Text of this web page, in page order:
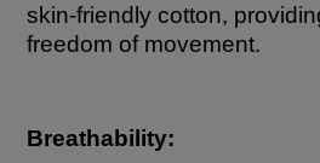
skin-friendly cotton,
freedom of movement.
Breathability: